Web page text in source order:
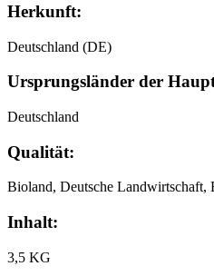
Herkunft:
Deutschland (DE)
Ursprungsländer der
Deutschland
Qualität:
Bioland, Deutsche
Inhalt:
3,5 KG